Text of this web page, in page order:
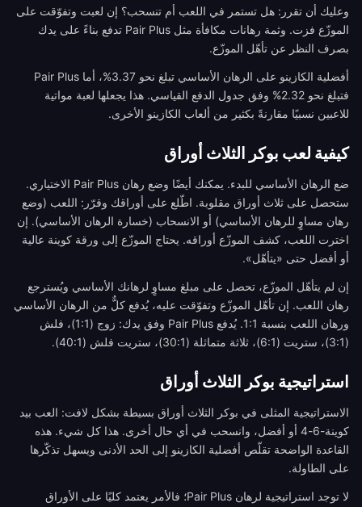
وعليك أن تقرر: هل تستمر في اللعب أم تنسحب؟ إن لعبت وتفوّقت على
الموزّع فزت. وثمة رهانات مكافأة مثل Pair Plus تدفع بناءً على يدك
بصرف النظر عن تأهّل الموزّع.
أفضلية الكازينو على الرهان الأساسي تبلغ نحو 3.37%، أما Pair Plus
فتبلغ نحو 2.32% وفق جدول الدفع القياسي. هذا يجعلها لعبة مواتية
للاعبين نسبيًا مقارنةً بكثير من ألعاب الكازينو الأخرى.
كيفية لعب بوكر الثلاث أوراق
ضع الرهان الأساسي للبدء. يمكنك أيضًا وضع رهان Pair Plus الاختياري.
ستحصل على ثلاث أوراق مقلوبة. اطّلع على أوراقك وقرّر: اللعب (وضع
رهان مساوٍ للرهان الأساسي) أو الانسحاب (خسارة الرهان الأساسي). إن
اخترت اللعب، كشف الموزّع أوراقه. يحتاج الموزّع إلى ورقة كوينة عالية
أو أفضل حتى «يتأهّل».
إن لم يتأهّل الموزّع، تحصل على مبلغ مساوٍ لرهانك الأساسي ويُسترجع
رهان اللعب. إن تأهّل الموزّع وتفوّقت عليه، يُدفع كلٌّ من الرهان الأساسي
ورهان اللعب بنسبة 1:1. يُدفع Pair Plus وفق يدك: زوج (1:1)، فلش
(3:1)، ستريت (6:1)، ثلاثة متماثلة (30:1)، ستريت فلش (40:1).
استراتيجية بوكر الثلاث أوراق
الاستراتيجية المثلى في بوكر الثلاث أوراق بسيطة بشكل لافت: العب بيد
كوينة-6-4 أو أفضل، وانسحب في أي حال أخرى. هذا كل شيء. هذه
القاعدة الواضحة تقلّص أفضلية الكازينو إلى الحد الأدنى ويسهل تذكّرها
على الطاولة.
لا توجد استراتيجية لرهان Pair Plus؛ فالأمر يعتمد كليًا على الأوراق